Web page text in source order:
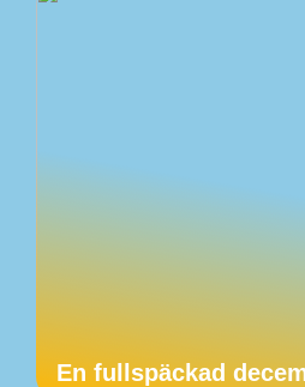
En fullspäckad